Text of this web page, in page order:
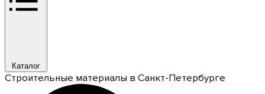
Каталог
Строительные материалы в Санкт-Петербурге